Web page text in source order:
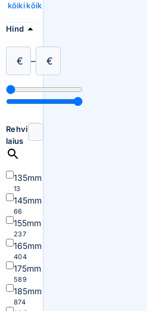
kõikikõik
Hind
€ – €
Rehvi
laius
135mm
13
145mm
66
155mm
237
165mm
404
175mm
589
185mm
874